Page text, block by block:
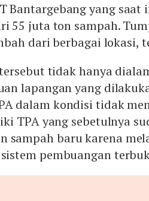
Bantargebang yang saat
55 juta ton sampah.
dari berbagai lokasi,
tidak hanya
lapangan yang
dalam kondisi tidak
TPA yang sebetulnya
sampah baru karena
pembuangan